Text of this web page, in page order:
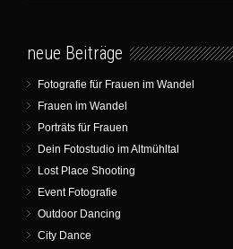
neue Beiträge
Fotografie für Frauen im Wandel
Frauen im Wandel
Porträts für Frauen
Dein Fotostudio im Altmühltal
Lost Place Shooting
Event Fotografie
Outdoor Dancing
City Dance